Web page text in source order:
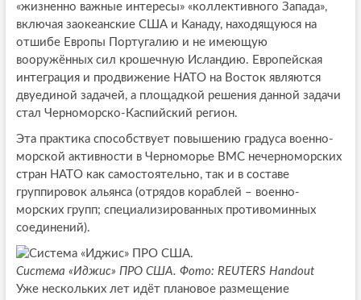
«жизненно важные интересы» «коллективного Запада»,
включая заокеанские США и Канаду, находящуюся на
отшибе Европы Португалию и не имеющую
вооружённых сил крошечную Исландию. Европейская
интеграция и продвижение НАТО на Восток являются
двуединой задачей, а площадкой решения данной задачи
стал Черноморско-Каспийский регион.
Эта практика способствует повышению градуса военно-
морской активности в Черноморье ВМС нечерноморских
стран НАТО как самостоятельно, так и в составе
группировок альянса (отрядов кораблей – военно-
морских групп; специализированных противоминных
соединений).
Система «Иджис» ПРО США. Фото: REUTERS Handout
Уже нескольких лет идёт плановое размещение